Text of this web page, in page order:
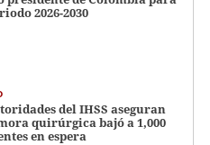
2026-2030
del IHSS aseguran
quirúrgica bajó a 1,000
en espera